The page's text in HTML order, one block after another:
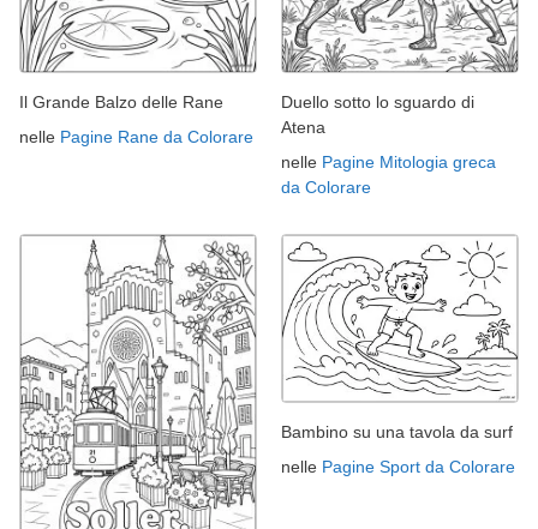
Il Grande Balzo delle Rane
nelle Pagine Rane da Colorare
Duello sotto lo sguardo di
Atena
nelle Pagine Mitologia greca
da Colorare
Bambino su una tavola da surf
nelle Pagine Sport da Colorare